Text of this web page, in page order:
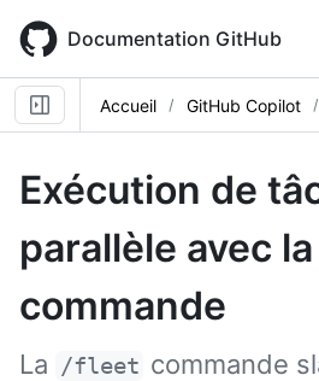
main
content
Documentation GitHub
Accueil GitHub Copilot
Exécution de
parallèle avec
commande
La /fleet commande